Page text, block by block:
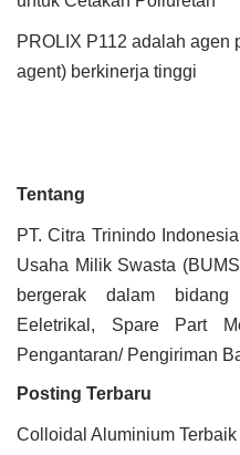
PROLIX P112 adalah agen
agent) berkinerja tinggi
Tentang
PT. Citra Trinindo
Usaha Milik Swasta
bergerak dalam
Eeletrikal, Spare Part
Pengantaran/ Pengiriman
Posting Terbaru
Colloidal Aluminium Terbaik